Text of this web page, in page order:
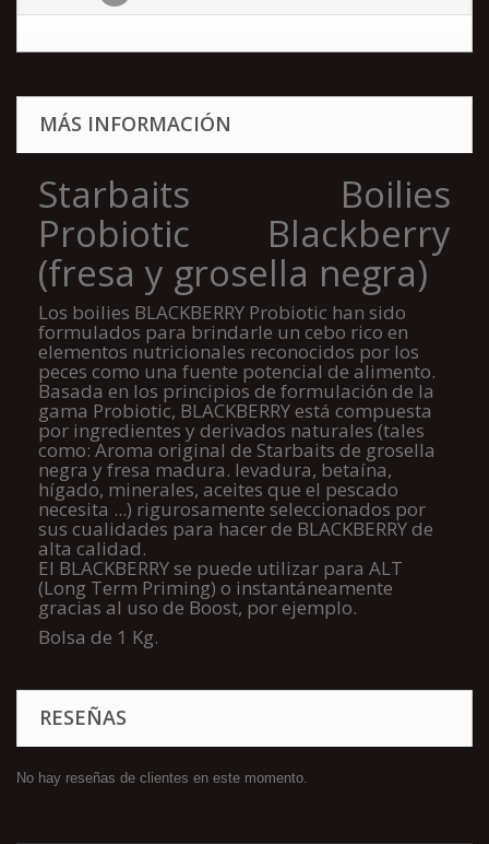
MÁS INFORMACIÓN
Starbaits Boilies
Probiotic Blackberry
(fresa y grosella negra)
Los boilies BLACKBERRY Probiotic han sido
formulados para brindarle un cebo rico en
elementos nutricionales reconocidos por los
peces como una fuente potencial de alimento.
Basada en los principios de formulación de la
gama Probiotic, BLACKBERRY está compuesta
por ingredientes y derivados naturales (tales
como:Aroma original de Starbaits de grosella
negra y fresa madura. levadura, betaína,
hígado, minerales, aceites que el pescado
necesita ...) rigurosamente seleccionados por
sus cualidades para hacer de BLACKBERRY de
alta calidad.
El BLACKBERRY se puede utilizar para ALT
(Long Term Priming) o instantáneamente
gracias al uso de Boost, por ejemplo.
Bolsa de 1 Kg.
RESEÑAS
No hay reseñas de clientes en este momento.